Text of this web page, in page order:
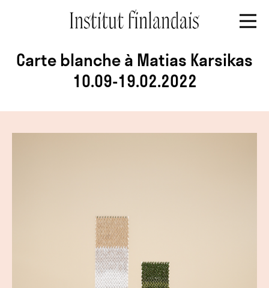
Carte blanche à Matias Karsikas
10.09-19.02.2022